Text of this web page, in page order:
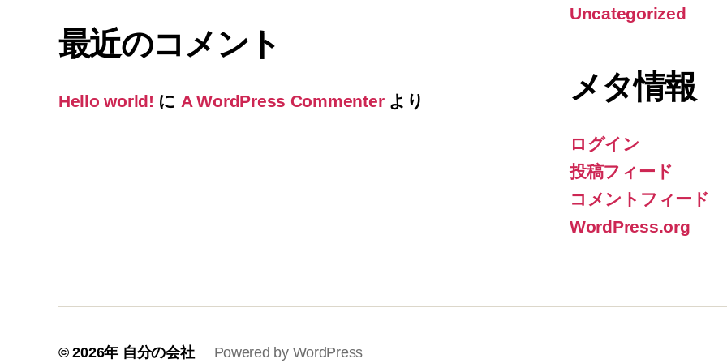
最近のコメント
Hello world! に A WordPress Commenterより
Uncategorized
メタ情報
ログイン
投稿フィード
コメントフィード
WordPress.org
© 2026年 自分の会社 Powered by WordPress